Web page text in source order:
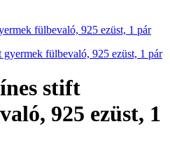
fülbevaló, 925 ezüst, 1 pár
stift
925 ezüst, 1